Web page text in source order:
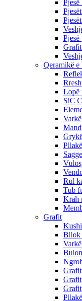
Qeramikë
Lopë
SiC
Rul
Tub
Krah
Grafit
Bllok